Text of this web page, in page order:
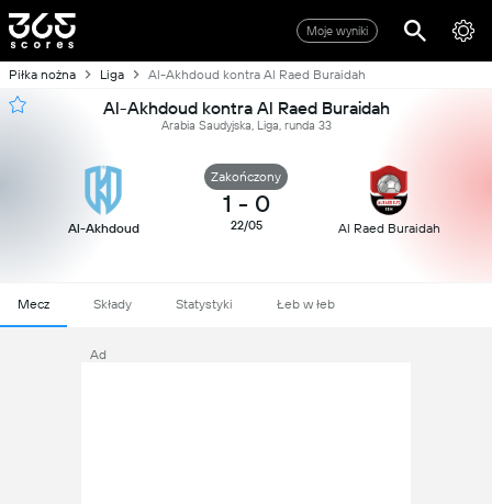
Moje wyniki
Piłka nożna Liga Al-Akhdoud kontra Al Raed Buraidah
Al-Akhdoud kontra Al Raed Buraidah
Arabia Saudyjska, Liga, runda 33
Al-Akhdoud
Zakończony
1 - 0
22/05 Al Raed Buraidah
Mecz Składy Statystyki Łeb w łeb
Ad